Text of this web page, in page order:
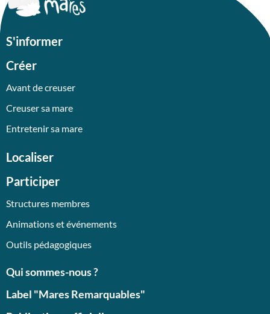
S'informer
Créer
Avant de creuser
Creuser sa mare
Entretenir sa mare
Localiser
Participer
Structures membres
Animations et événements
Outils pédagogiques
Qui sommes-nous ?
Label "Mares Remarquables"